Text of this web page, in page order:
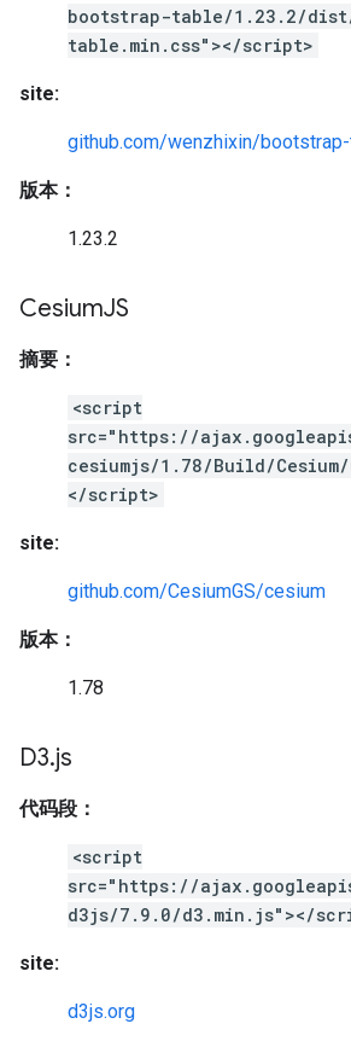
bootstrap-table/1.23.2/
table.min.css"></script>
site:
github.com/wenzhixin/
版本：
1.23.2
CesiumJS
摘要：
<script
src="https://
cesiumjs/1.78/Build/
</script>
site:
github.com/CesiumGS/cesium
版本：
1.78
D3.js
代码段：
<script
src="https://
d3js/7.9.0/d3.min.js"></
site:
d3js.org